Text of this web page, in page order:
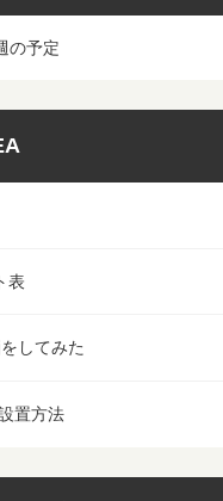
の予定
表
してみた
置方法